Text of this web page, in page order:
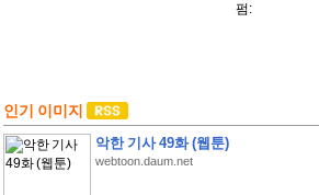
펌:
인기 이미지
악한 기사 49화 (웹툰)
webtoon.daum.net